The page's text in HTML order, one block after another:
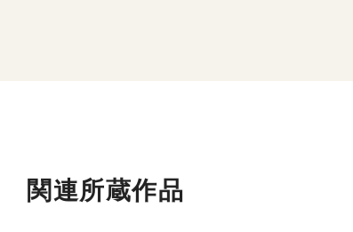
関連所蔵作品